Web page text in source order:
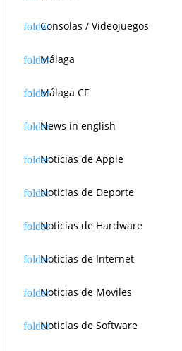
Consolas / Videojuegos
Málaga
Málaga CF
News in english
Noticias de Apple
Noticias de Deporte
Noticias de Hardware
Noticias de Internet
Noticias de Moviles
Noticias de Software